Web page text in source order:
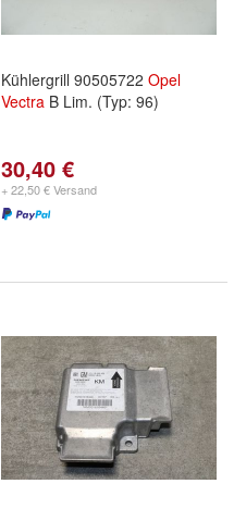
Kühlergrill 90505722 Opel
Vectra B Lim. (Typ: 96)
30,40 €
+ 22,50 € Versand